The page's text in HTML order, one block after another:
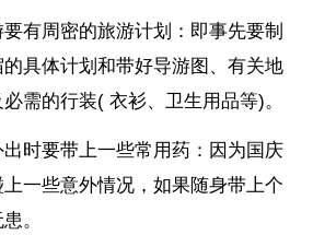
有周密的旅游计划：即事先要制
具体计划和带好导游图、有关地
需的行装( 衣衫、卫生用品等)。
时要带上一些常用药：因为国庆
一些意外情况，如果随身带上个
。